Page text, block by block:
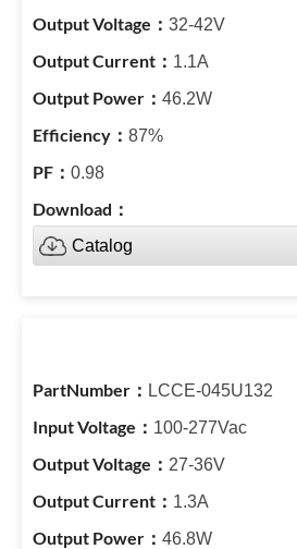
32-42V
1.1A
46.2W
87%
0.98
Catalog
LCCE-045U132
100-277Vac
27-36V
1.3A
46.8W